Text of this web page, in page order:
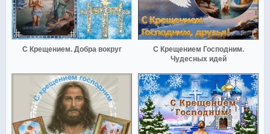
С Крещением. Добра вокруг
С Крещением Господним.
Чудесных идей